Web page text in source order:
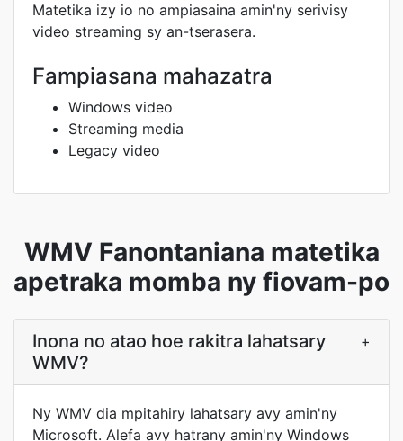
Matetika izy io no ampiasaina amin'ny serivisy
video streaming sy an-tserasera.
Fampiasana mahazatra
Windows video
Streaming media
Legacy video
WMV Fanontaniana matetika
apetraka momba ny fiovam-po
Inona no atao hoe rakitra lahatsary
WMV?
+
Ny WMV dia mpitahiry lahatsary avy amin'ny
Microsoft. Alefa avy hatrany amin'ny Windows